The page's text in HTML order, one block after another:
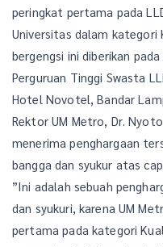
peringkat pertama pada
Universitas dalam kategori
bergengsi ini diberikan
Perguruan Tinggi Swasta
Hotel Novotel, Bandar
Rektor UM Metro, Dr.
menerima penghargaan
bangga dan syukur atas
”Ini adalah sebuah
dan syukuri, karena UM
pertama pada kategori